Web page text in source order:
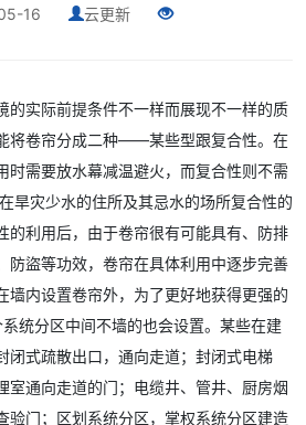
16 云更新
的实际前提条件不一样而展现不一样的质
将卷帘分成二种——某些型跟复合性。在
时需要放水幕减温避火，而复合性则不需
旱灾少水的住所及其忌水的场所复合性的
的利用后，由于卷帘很有可能具有、防排
防盜等功效，卷帘在具体利用中逐步完善
墙内设置卷帘外，为了更好地获得更强的
统分区中间不墙的也会设置。某些在建
闭式疏散出口，通向走道；封闭式电梯
室通向走道的门；电缆井、管井、厨房烟
验门；区划系统分区，掌权系统分区建造